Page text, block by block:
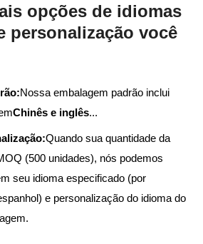
opções de idiomas
personalização você
Nossa embalagem padrão inclui
Chinês e inglês...
Quando sua quantidade da
(500 unidades), nós podemos
seu idioma especificado (por
e personalização do idioma do